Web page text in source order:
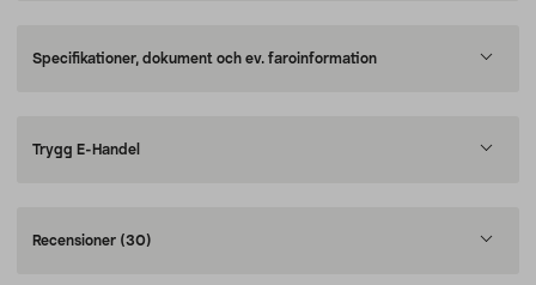
Specifikationer, dokument och ev. faroinformation
Trygg E-Handel
Recensioner (30)